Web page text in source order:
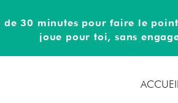
de 30 minutes pour faire le
joue pour toi, sans